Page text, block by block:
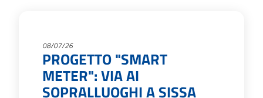
08/07/26
PROGETTO "SMART
METER": VIA AI
SOPRALLUOGHI A SISSA